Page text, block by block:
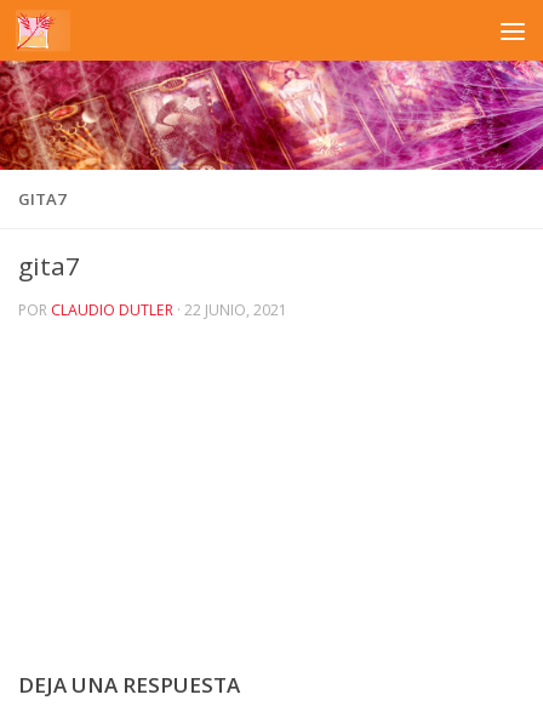
Saltar al contenido
GITA7
gita7
POR CLAUDIO DUTLER · 22 JUNIO, 2021
DEJA UNA RESPUESTA